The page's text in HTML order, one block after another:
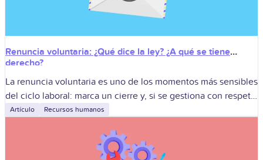
Renuncia voluntaria: ¿Qué dice la ley? ¿A qué se tiene
derecho?
La renuncia voluntaria es uno de los momentos más sensibles
del ciclo laboral: marca un cierre y, si se gestiona con respeto
y orden, deja puertas abiertas para futuras colaboraciones.
Artículo Recursos humanos